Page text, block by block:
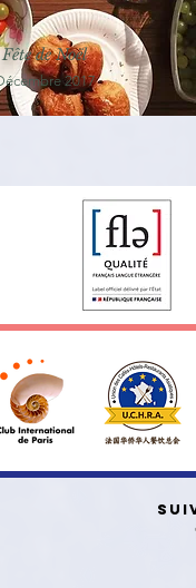
Fête de Noël
2017